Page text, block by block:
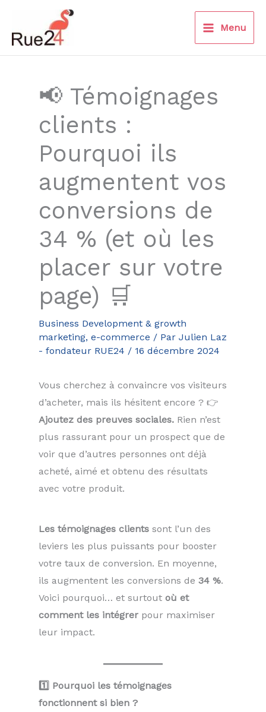
contenu
Menu
📢 Témoignages
clients :
Pourquoi ils
augmentent vos
conversions de
34 % (et où les
placer sur votre
page) 🛒
Business Development & growth
marketing, e-commerce / Par Julien Laz
- fondateur RUE24 / 16 décembre 2024
Vous cherchez à convaincre vos visiteurs
d’acheter, mais ils hésitent encore ? 👉
Ajoutez des preuves sociales. Rien n’est
plus rassurant pour un prospect que de
voir que d’autres personnes ont déjà
acheté, aimé et obtenu des résultats
avec votre produit.
Les témoignages clients sont l’un des
leviers les plus puissants pour booster
votre taux de conversion. En moyenne,
ils augmentent les conversions de 34 %.
Voici pourquoi… et surtout où et
comment les intégrer pour maximiser
leur impact.
1️⃣ Pourquoi les témoignages
fonctionnent si bien ?